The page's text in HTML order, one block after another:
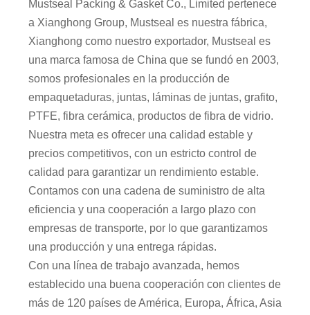
Mustseal Packing & Gasket Co., Limited pertenece
a Xianghong Group, Mustseal es nuestra fábrica,
Xianghong como nuestro exportador, Mustseal es
una marca famosa de China que se fundó en 2003,
somos profesionales en la producción de
empaquetaduras, juntas, láminas de juntas, grafito,
PTFE, fibra cerámica, productos de fibra de vidrio.
Nuestra meta es ofrecer una calidad estable y
precios competitivos, con un estricto control de
calidad para garantizar un rendimiento estable.
Contamos con una cadena de suministro de alta
eficiencia y una cooperación a largo plazo con
empresas de transporte, por lo que garantizamos
una producción y una entrega rápidas.
Con una línea de trabajo avanzada, hemos
establecido una buena cooperación con clientes de
más de 120 países de América, Europa, África, Asia